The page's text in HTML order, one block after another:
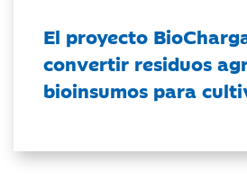
El proyecto
convertir residuos
bioinsumos para